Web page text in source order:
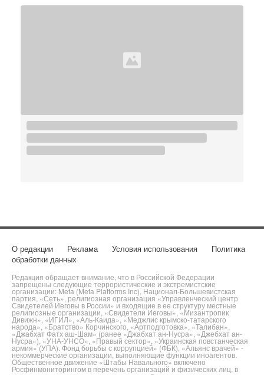
О редакции Реклама Условия использования
Политика
обработки данных
Редакция обращает внимание, что в Российской Федерации
запрещены следующие террористические и экстремистские
организации: Meta (Meta Platforms Inc), Национал-Большевистская
партия, «Сеть», религиозная организация «Управленческий центр
Свидетелей Иеговы в России» и входящие в ее структуру местные
религиозные организации, «Свидетели Иеговы», «Мизантропик
Дивижн», «ИГИЛ», «Аль-Каида», «Меджлис крымско-татарского
народа», «Братство» Корчинского, «Артподготовка», «Талибан»,
«Джабхат Фатх аш-Шам» (ранее «Джабхат ан-Нусра», «Джебхат ан-
Нусра»), «УНА-УНСО», «Правый сектор», «Украинская повстанческая
армия» (УПА). Фонд борьбы с коррупцией» (ФБК), «Альянс врачей» -
некоммерческие организации, выполняющие функции иноагентов.
Общественное движение «Штабы Навального» включено
Росфинмониторингом в перечень организаций и физических лиц, в